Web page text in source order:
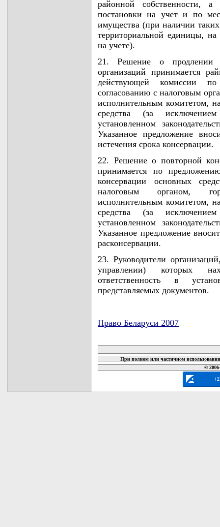
районной собственности,
постановки на учет и по
имущества (при наличии
территориальной единицы, на
на учете).
21. Решение о продлении
организаций принимается
действующей комиссии
согласованию с налоговым
исполнительным комитетом,
средства (за
установленном
Указанное предложение
истечения срока консервации.
22. Решение о повторной
принимается по
консервации основных
налоговым органом,
исполнительным комитетом,
средства (за
установленном
Указанное предложение
расконсервации.
23. Руководители
управлении) которых
ответственность в
представляемых документов.
Право Беларуси 2007
При полном или частичном
©